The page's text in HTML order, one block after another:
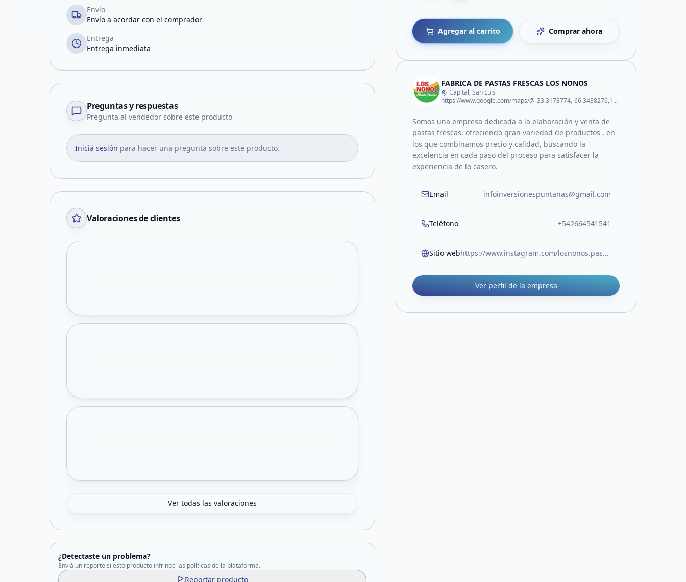
Envío
Envío a acordar con el comprador
Entrega
Entrega inmediata
Preguntas y respuestas
Pregunta al vendedor sobre este producto
Iniciá sesión para hacer una pregunta sobre este producto.
Valoraciones de clientes
Ver todas las valoraciones
¿Detectaste un problema?
Enviá un reporte si este producto infringe las políticas de la plataforma.
Reportar producto
Agregar al carrito Comprar ahora
FABRICA DE PASTAS FRESCAS LOS NONOS
Capital, San Luis
https://www.google.com/maps/@-33.3178774,-66.3438276,14z?entry=ttu&g_ep=EgoyMDI2MDYwMy4xIKXMDSoASAFQAw%3D%3D
Somos una empresa dedicada a la elaboración y venta de
pastas frescas, ofreciendo gran variedad de productos , en
los que combinamos precio y calidad, buscando la
excelencia en cada paso del proceso para satisfacer la
experiencia de lo casero.
Email infoinversionespuntanas@gmail.com
Teléfono +542664541541
Sitio web https://www.instagram.com/losnonos.pastas?igsh=bWM4cWtzNDZuNDB1
Ver perfil de la empresa